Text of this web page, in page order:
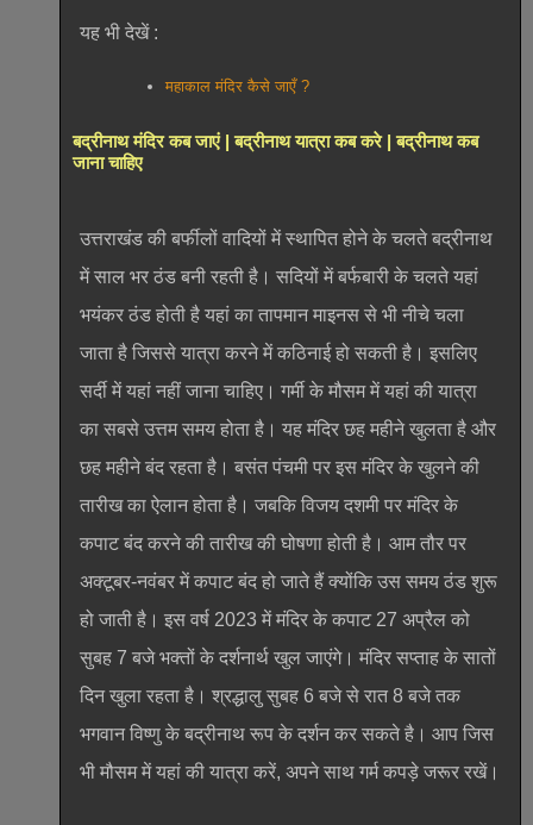
यह भी देखें :
महाकाल मंदिर कैसे जाएँ ?
बद्रीनाथ मंदिर कब जाएं | बद्रीनाथ यात्रा कब करे | बद्रीनाथ कब
जाना चाहिए
उत्तराखंड की बर्फीलों वादियों में स्थापित होने के चलते बद्रीनाथ
में साल भर ठंड बनी रहती है। सदियों में बर्फबारी के चलते यहां
भयंकर ठंड होती है यहां का तापमान माइनस से भी नीचे चला
जाता है जिससे यात्रा करने में कठिनाई हो सकती है। इसलिए
सर्दी में यहां नहीं जाना चाहिए। गर्मी के मौसम में यहां की यात्रा
का सबसे उत्तम समय होता है। यह मंदिर छह महीने खुलता है और
छह महीने बंद रहता है। बसंत पंचमी पर इस मंदिर के खुलने की
तारीख का ऐलान होता है। जबकि विजय दशमी पर मंदिर के
कपाट बंद करने की तारीख की घोषणा होती है। आम तौर पर
अक्टूबर-नवंबर में कपाट बंद हो जाते हैं क्योंकि उस समय ठंड शुरू
हो जाती है। इस वर्ष 2023 में मंदिर के कपाट 27 अप्रैल को
सुबह 7 बजे भक्तों के दर्शनार्थ खुल जाएंगे। मंदिर सप्ताह के सातों
दिन खुला रहता है। श्रद्धालु सुबह 6 बजे से रात 8 बजे तक
भगवान विष्णु के बद्रीनाथ रूप के दर्शन कर सकते है। आप जिस
भी मौसम में यहां की यात्रा करें, अपने साथ गर्म कपड़े जरूर रखें।